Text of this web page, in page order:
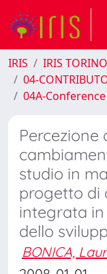
IRIS
IRIS TORINO
04-
04A-
Percezione
studio in
progetto di
integrata
dello
BONICA,